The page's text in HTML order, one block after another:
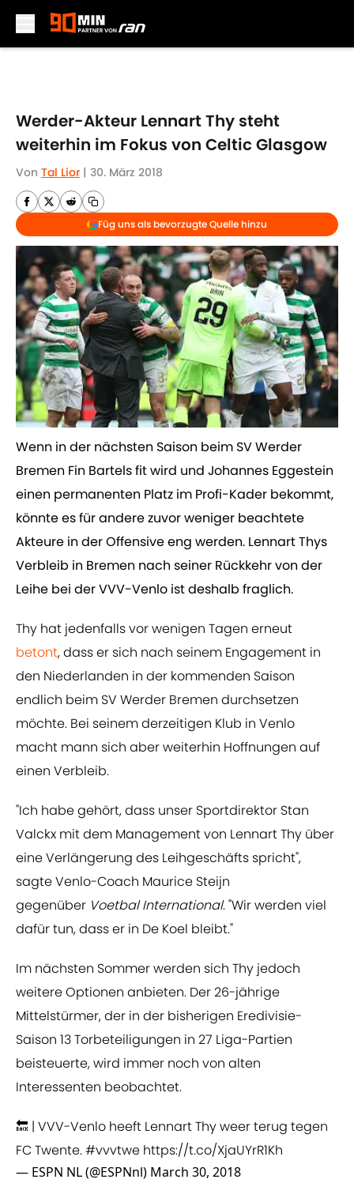
Werder-Akteur Lennart Thy steht
weiterhin im Fokus von Celtic Glasgow
Von Tal Lior | 30. März 2018
Füg uns als bevorzugte Quelle hinzu
​Wenn in der nächsten Saison beim SV Werder
Bremen Fin Bartels fit wird und Johannes Eggestein
einen permanenten Platz im Profi-Kader bekommt,
könnte es für andere zuvor weniger beachtete
Akteure in der Offensive eng werden. Lennart Thys
Verbleib in Bremen nach seiner Rückkehr von der
Leihe bei der VVV-Venlo ist deshalb fraglich.
Thy hat jedenfalls vor wenigen Tagen erneut
betont, dass er sich nach seinem Engagement in
den Niederlanden in der kommenden Saison
endlich beim SV Werder Bremen durchsetzen
möchte. Bei seinem derzeitigen Klub in Venlo
macht mann sich aber weiterhin Hoffnungen auf
einen Verbleib.
"Ich habe gehört, dass unser Sportdirektor Stan
Valckx mit dem Management von Lennart Thy über
eine Verlängerung des Leihgeschäfts spricht",
sagte Venlo-Coach Maurice Steijn
gegenüber Voetbal International. "Wir werden viel
dafür tun, dass er in De Koel bleibt."
Im nächsten Sommer werden sich Thy jedoch
weitere Optionen anbieten. Der 26-jährige
Mittelstürmer, der in der bisherigen Eredivisie-
Saison 13 Torbeteiligungen in 27 Liga-Partien
beisteuerte, wird immer noch von alten
Interessenten beobachtet.
🔙 | VVV-Venlo heeft Lennart Thy weer terug tegen
FC Twente.#vvvtwe https://t.co/XjaUYrR1Kh
— ESPN NL (@ESPNnl) March 30, 2018